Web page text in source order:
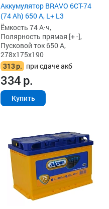
Аккумулятор BRAVO 6CT-74
(74 Ah) 650 А, L+ L3
Ёмкость 74 А·ч,
Полярность прямая [+ -],
Пусковой ток 650 А,
278x175x190
313р. при сдаче акб
334р.
Купить